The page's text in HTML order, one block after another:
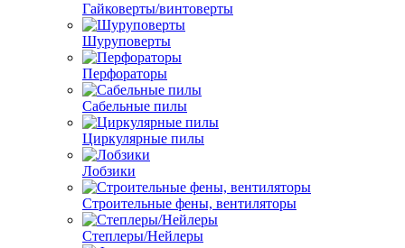
Гайковерты/винтоверты
Шуруповерты
Перфораторы
Сабельные пилы
Циркулярные пилы
Лобзики
Строительные фены, вентиляторы
Степлеры/Нейлеры